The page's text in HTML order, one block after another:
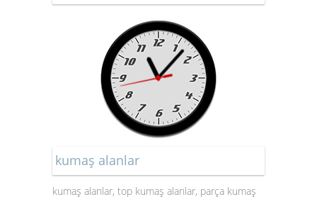
kumaş alanlar
kumaş alanlar, top kumaş alanlar, parça kumaş